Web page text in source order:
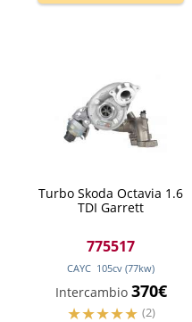
Turbo Skoda Octavia 1.6
TDI Garrett
775517
CAYC 105cv (77kw)
Intercambio 370€
(2)